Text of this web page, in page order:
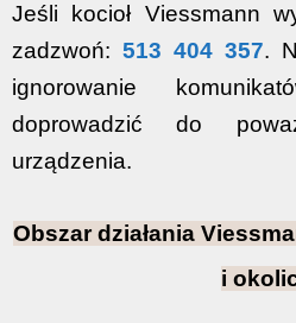
Jeśli kocioł Viessmann
zadzwoń: 513 404 357.
ignorowanie
doprowadzić do
urządzenia.
Obszar działania
i